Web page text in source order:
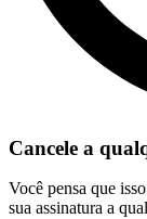
Cancele a
Você pensa que
sua assinatura a